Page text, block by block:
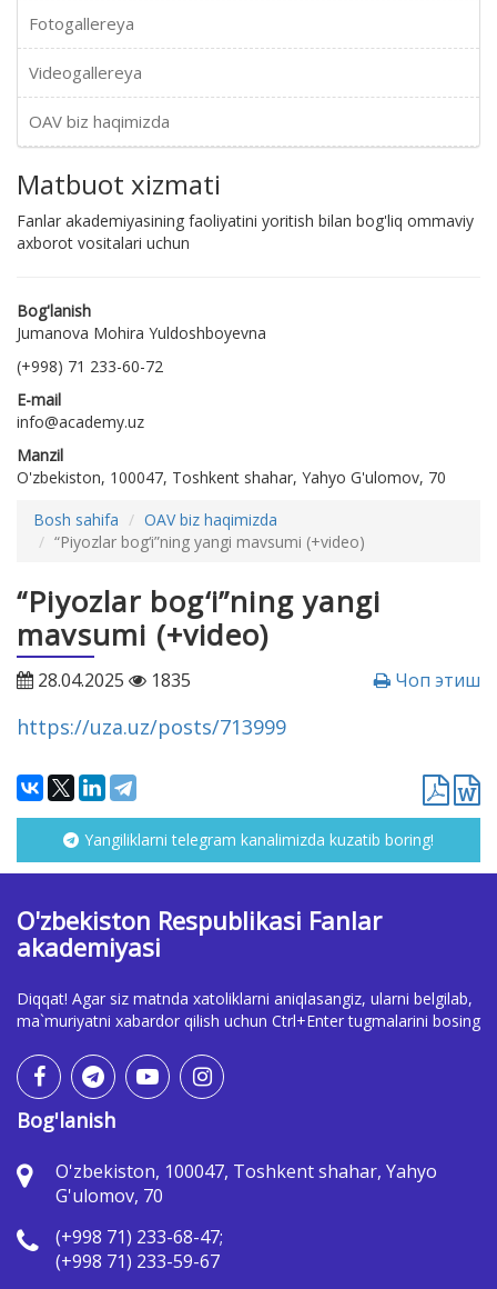
Fotogallereya
Videogallereya
OAV biz haqimizda
Matbuot xizmati
Fanlar akademiyasining faoliyatini yoritish bilan bog'liq ommaviy
axborot vositalari uchun
Bog'lanish
Jumanova Mohira Yuldoshboyevna
(+998) 71 233-60-72
E-mail
info@academy.uz
Manzil
O'zbekiston, 100047, Toshkent shahar, Yahyo G'ulomov, 70
Bosh sahifa
OAV biz haqimizda
“Piyozlar bog‘i”ning yangi mavsumi (+video)
“Piyozlar bog‘i”ning yangi
mavsumi (+video)
28.04.2025 1835 Чоп этиш
https://uza.uz/posts/713999
Yangiliklarni telegram kanalimizda kuzatib boring!
O'zbekiston Respublikasi Fanlar
akademiyasi
Diqqat! Agar siz matnda xatoliklarni aniqlasangiz, ularni belgilab,
ma`muriyatni xabardor qilish uchun Ctrl+Enter tugmalarini bosing
Bog'lanish
O'zbekiston, 100047, Toshkent shahar, Yahyo
G'ulomov, 70
(+998 71) 233-68-47;
(+998 71) 233-59-67